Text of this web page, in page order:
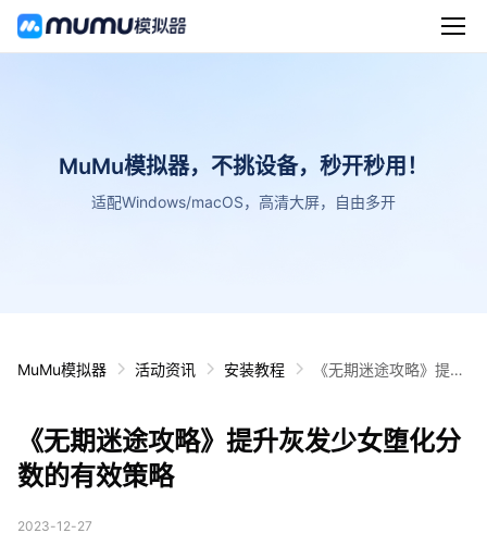
MuMu模拟器，不挑设备，秒开秒用！
适配Windows/macOS，高清大屏，自由多开
MuMu模拟器 活动资讯 安装教程
《无期迷途攻略》提升
《无期迷途攻略》提升灰发少女堕化分
数的有效策略
2023-12-27